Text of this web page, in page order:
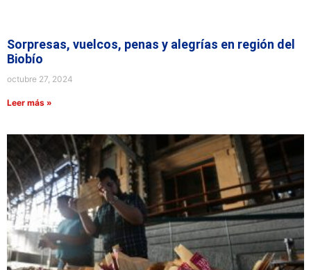
Sorpresas, vuelcos, penas y alegrías en región del
Biobío
octubre 27, 2024
Leer más »